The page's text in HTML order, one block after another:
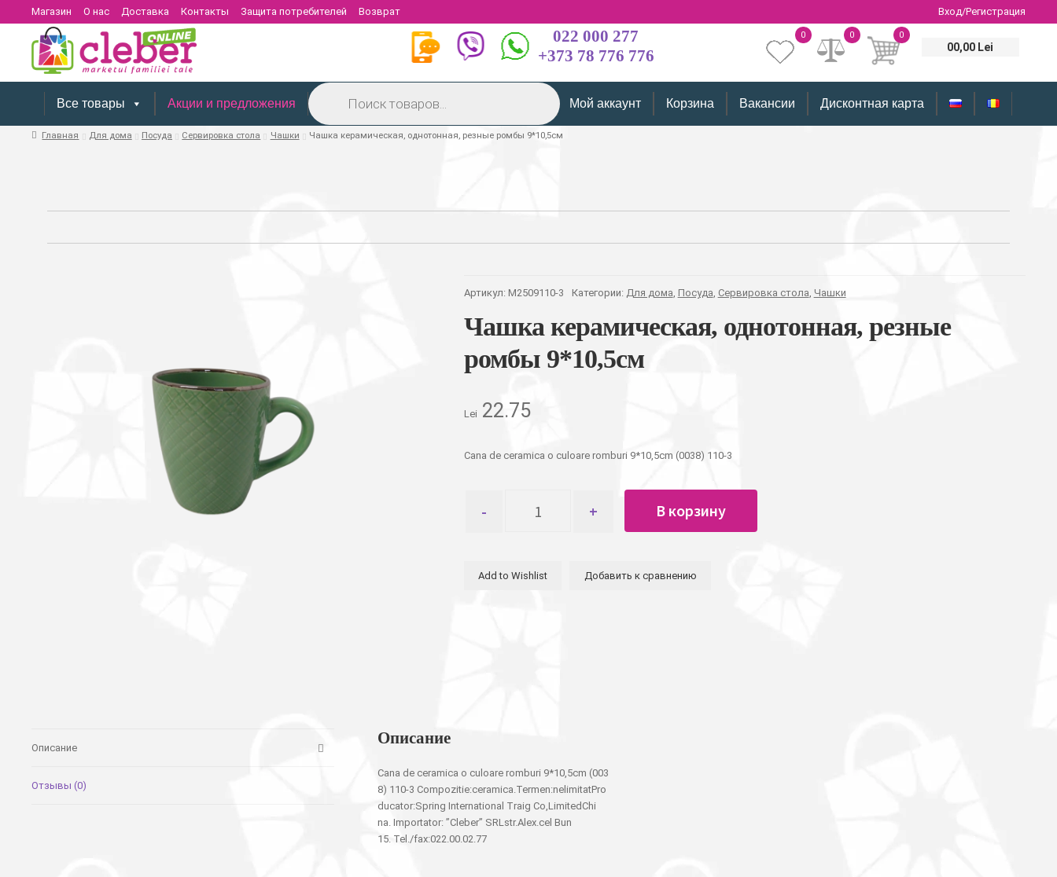
Магазин О нас Доставка Контакты Защита потребителей Возврат Вход/Регистрация
022 000 277
+373 78 776 776
0
00,00 Lei
0
0
Все товары Акции и предложения
Поиск
товаров
Мой аккаунт Корзина Вакансии Дисконтная карта
Главная Для дома Посуда Сервировка стола Чашки Чашка керамическая, однотонная, резные ромбы 9*10,5см
Артикул: M2509110-3 Категории: Для дома, Посуда, Сервировка стола, Чашки
Чашка керамическая, однотонная, резные
ромбы 9*10,5см
Lei 22.75
Cana de ceramica o culoare romburi 9*10,5cm (0038) 110-3
товара
резные
В корзину
Add to Wishlist Добавить к сравнению
Описание
Отзывы (0)
Описание
Cana de ceramica o culoare romburi 9*10,5cm (003
8) 110-3 Compozitie:ceramica.Termen:nelimitatPro
ducator:Spring International Traig Co,LimitedChi
na. Importator: ”Cleber” SRLstr.Alex.cel Bun
15. Tel./fax:022.00.02.77